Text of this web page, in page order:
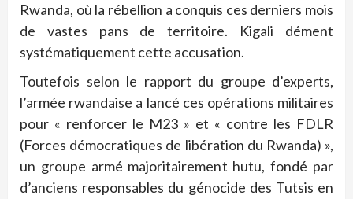
Rwanda, où la rébellion a conquis ces derniers mois
de vastes pans de territoire. Kigali dément
systématiquement cette accusation.
Toutefois selon le rapport du groupe d’experts,
l’armée rwandaise a lancé ces opérations militaires
pour « renforcer le M23 » et « contre les FDLR
(Forces démocratiques de libération du Rwanda) »,
un groupe armé majoritairement hutu, fondé par
d’anciens responsables du génocide des Tutsis en